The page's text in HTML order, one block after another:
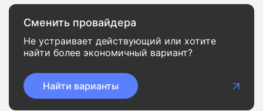
Сменить провайдера
Не устраивает действующий или хотите
найти более экономичный вариант?
Найти варианты